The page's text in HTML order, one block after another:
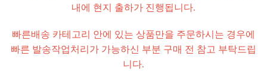
내에 현지 출하가 진행됩니다.
빠른배송 카테고리 안에 있는 상품만을 주문하시는 경우에
빠른 발송작업처리가 가능하신 부분 구매 전 참고 부탁드립
니다.